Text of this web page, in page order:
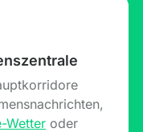
Wetter oder